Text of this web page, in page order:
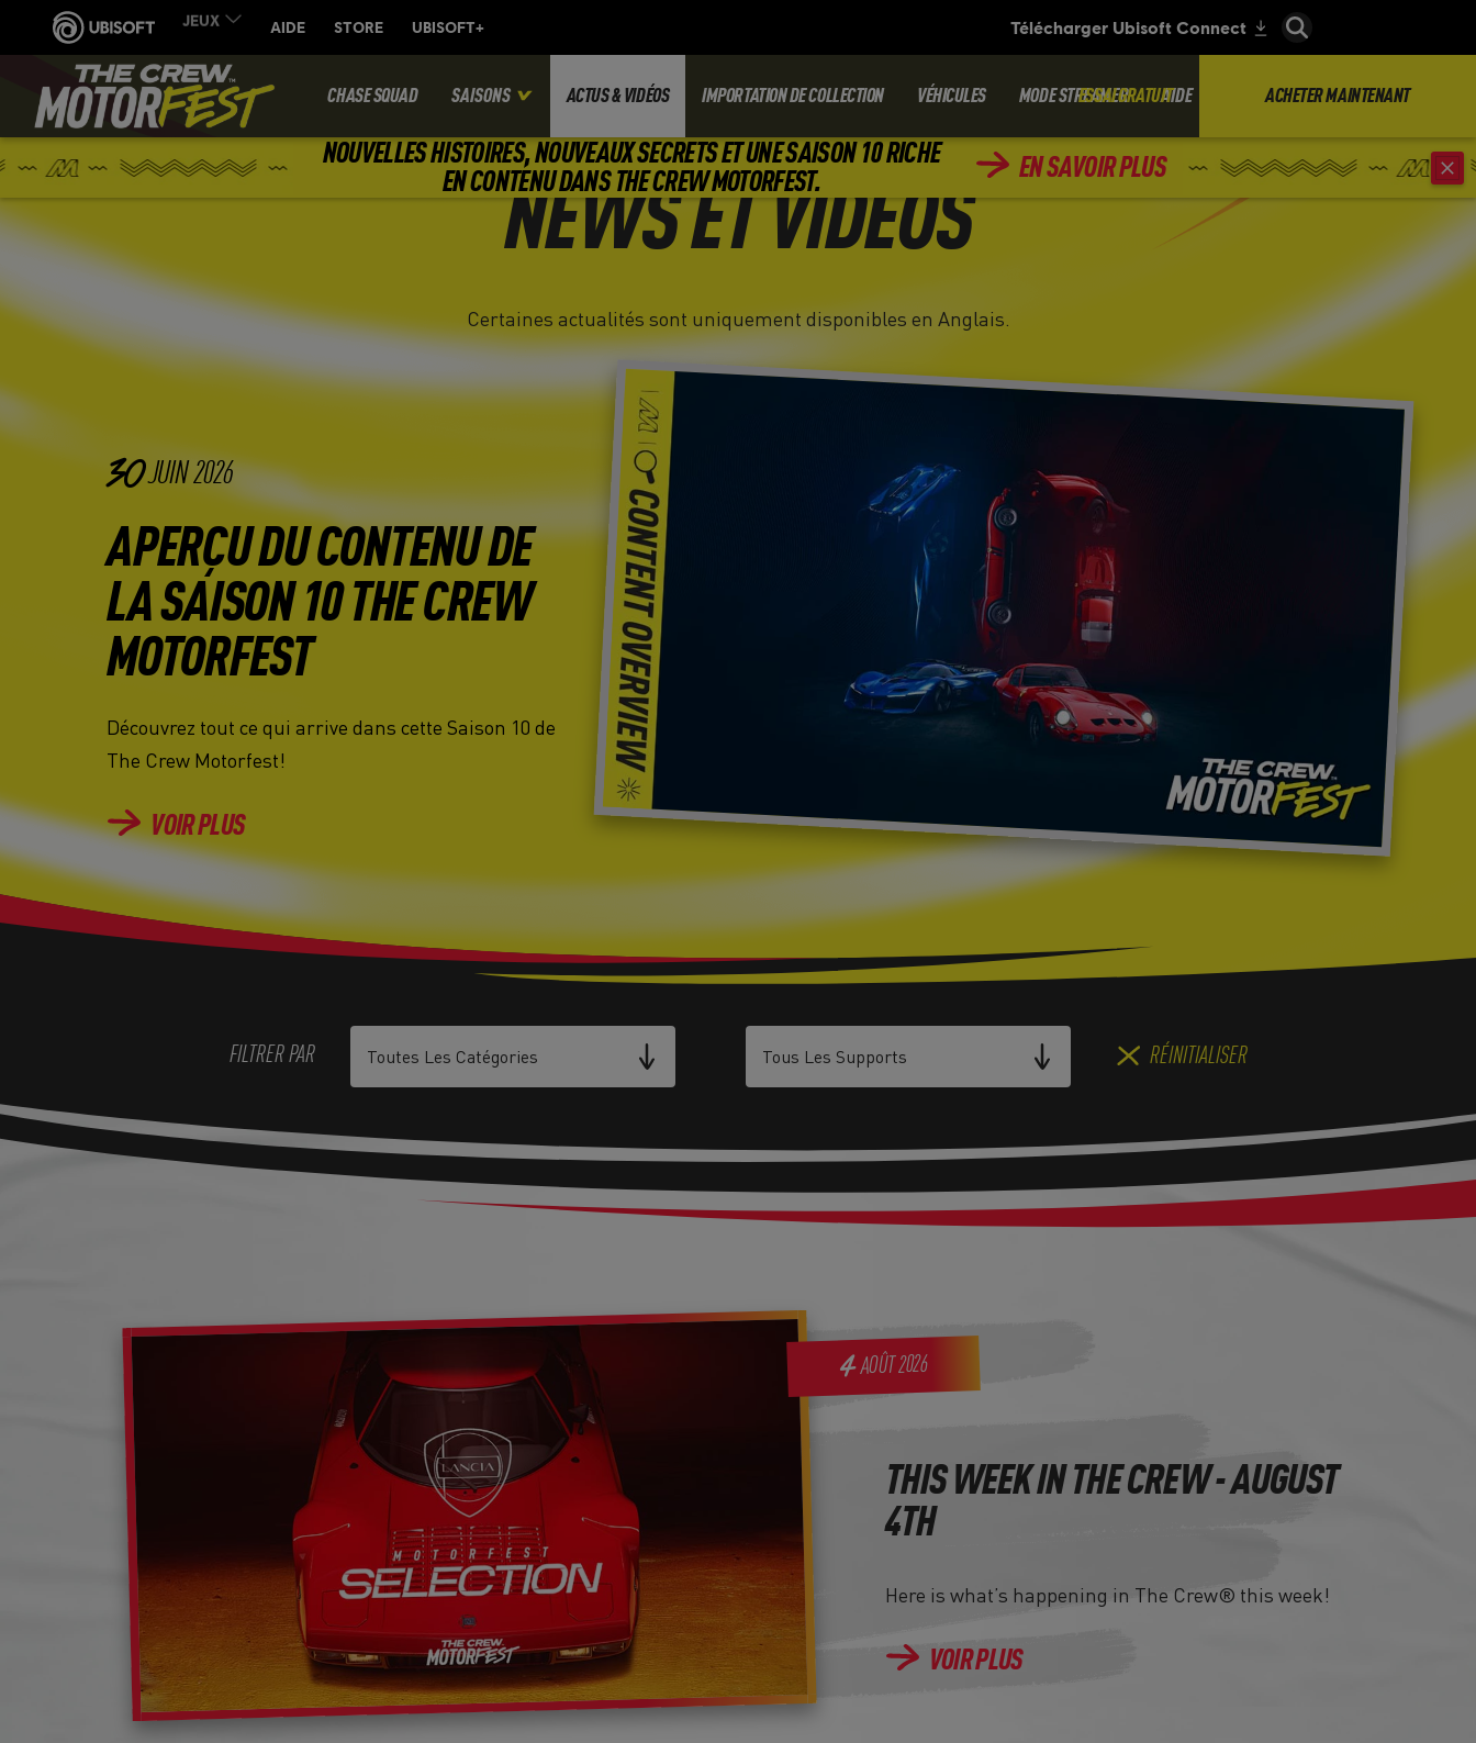
NOUVELLES HISTOIRES, NOUVEAUX SECRETS ET UNE SAISON 10 RICHE
EN CONTENU DANS THE CREW MOTORFEST.
EN SAVOIR PLUS
CHASE SQUAD SAISONS ACTUS & VIDÉOS IMPORTATION DE COLLECTION VÉHICULES MODE STREAMER AIDE
ESSAI GRATUIT ACHETER MAINTENANT
NEWS ET VIDÉOS
Certaines actualités sont uniquement disponibles en Anglais.
30JUIN2026
APERÇU DU CONTENU DE
LA SAISON 10 THE CREW
MOTORFEST
Découvrez tout ce qui arrive dans cette Saison 10 de
The Crew Motorfest!
VOIR PLUS
FILTRER PAR RÉINITIALISER
4AOÛT2026
THIS WEEK IN THE CREW - AUGUST
4TH
Here is what’s happening in The Crew® this week!
VOIR PLUS